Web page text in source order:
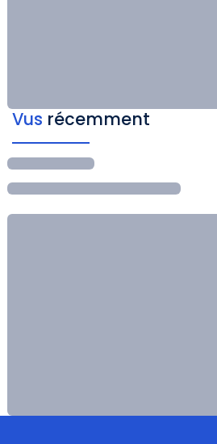
Vus récemment